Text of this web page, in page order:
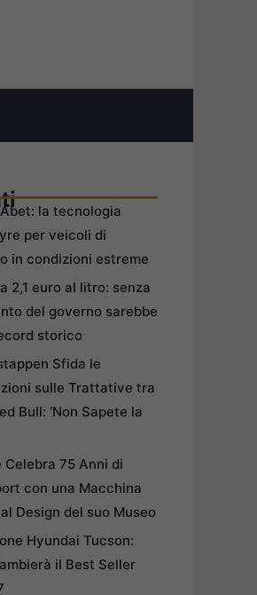
la tecnologia
per veicoli di
in condizioni estreme
2,1 euro al litro: senza
del governo sarebbe
storico
Sfida le
sulle Trattative tra
Bull: ‘Non Sapete la
Celebra 75 Anni di
con una Macchina
Design del suo Museo
Hyundai Tucson:
il Best Seller